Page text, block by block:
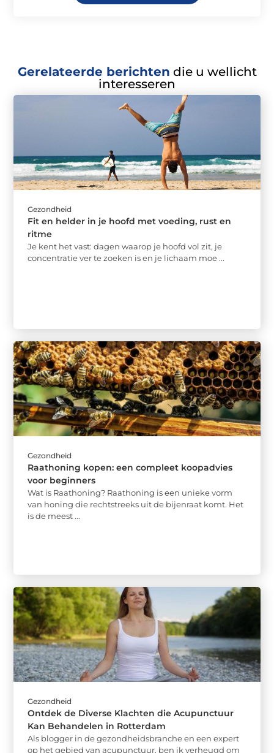
Gerelateerde berichten die u wellicht
interesseren
Gezondheid
Fit en helder in je hoofd met voeding, rust en
ritme
Je kent het vast: dagen waarop je hoofd vol zit, je
concentratie ver te zoeken is en je lichaam moe ...
Gezondheid
Raathoning kopen: een compleet koopadvies
voor beginners
Wat is Raathoning? Raathoning is een unieke vorm
van honing die rechtstreeks uit de bijenraat komt. Het
is de meest ...
Gezondheid
Ontdek de Diverse Klachten die Acupunctuur
Kan Behandelen in Rotterdam
Als blogger in de gezondheidsbranche en een expert
op het gebied van acupunctuur, ben ik verheugd om